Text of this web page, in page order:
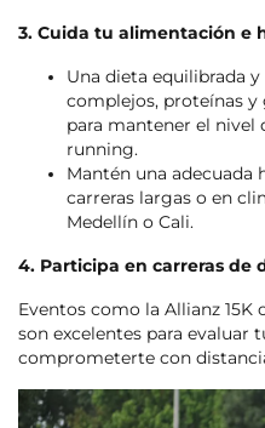
3. Cuida tu alimentación e
Una dieta equilibrada
complejos, proteínas y
para mantener el nivel
running.
Mantén una adecuada
carreras largas o en
Medellín o Cali.
4. Participa en carreras de
Eventos como la Allianz 15K
son excelentes para evaluar
comprometerte con